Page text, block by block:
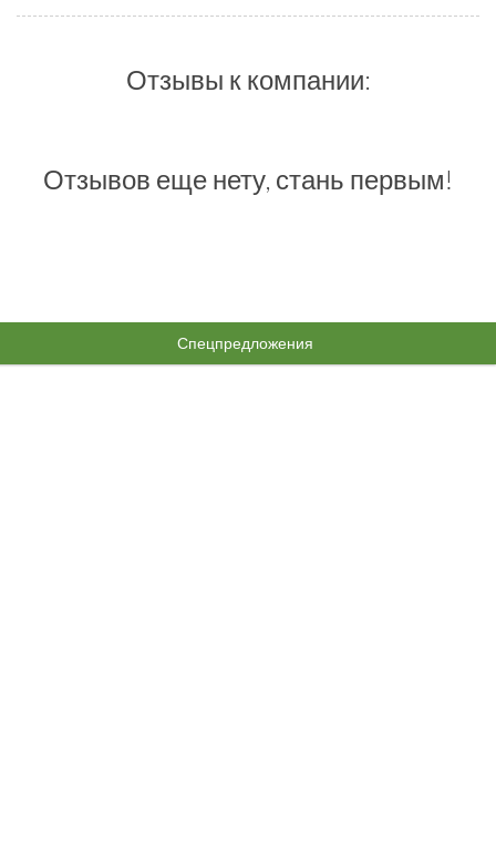
Отзывы к компании:
Отзывов еще нету, стань первым!
Спецпредложения